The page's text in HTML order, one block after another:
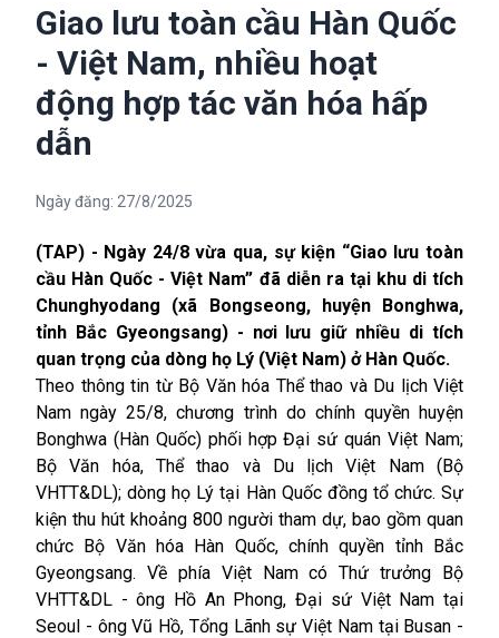
Giao lưu toàn cầu Hàn Quốc
- Việt Nam, nhiều hoạt
động hợp tác văn hóa hấp
dẫn
Ngày đăng: 27/8/2025
(TAP) - Ngày 24/8 vừa qua, sự kiện “Giao lưu toàn
cầu Hàn Quốc - Việt Nam” đã diễn ra tại khu di tích
Chunghyodang (xã Bongseong, huyện Bonghwa,
tỉnh Bắc Gyeongsang) - nơi lưu giữ nhiều di tích
quan trọng của dòng họ Lý (Việt Nam) ở Hàn Quốc.
Theo thông tin từ Bộ Văn hóa Thể thao và Du lịch Việt
Nam ngày 25/8, chương trình do chính quyền huyện
Bonghwa (Hàn Quốc) phối hợp Đại sứ quán Việt Nam;
Bộ Văn hóa, Thể thao và Du lịch Việt Nam (Bộ
VHTT&DL); dòng họ Lý tại Hàn Quốc đồng tổ chức. Sự
kiện thu hút khoảng 800 người tham dự, bao gồm quan
chức Bộ Văn hóa Hàn Quốc, chính quyền tỉnh Bắc
Gyeongsang. Về phía Việt Nam có Thứ trưởng Bộ
VHTT&DL - ông Hồ An Phong, Đại sứ Việt Nam tại
Seoul - ông Vũ Hồ, Tổng Lãnh sự Việt Nam tại Busan -